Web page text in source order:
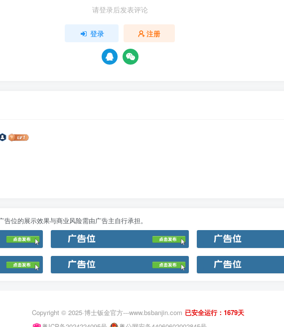
请登录后发表评论
登录 注册
位的展示效果与商业风险需由广告主自行承担。
Copyright © 2025·博士钣金官方---www.bsbanjin.com 已安全运行：1679天